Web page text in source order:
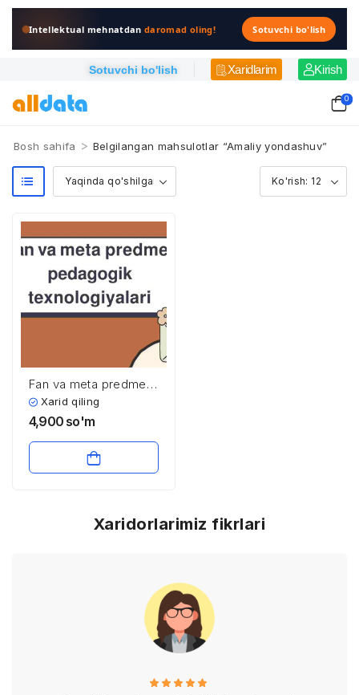
Intellektual mehnatdandaromad oling! Sotuvchi bo'lish
Sotuvchi bo'lish Xaridlarim Kirish
0
Bosh sahifa > Belgilangan mahsulotlar “Amaliy yondashuv”
Fan va meta predmet
pedagogik
texnologiyalari
Xarid qiling
4,900 so'm
Xaridorlarimiz fikrlari